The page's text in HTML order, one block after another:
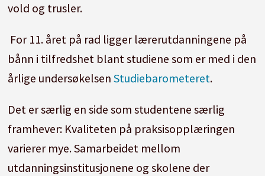
vold og trusler.
For 11. året på rad ligger lærerutdanningene på
bånn i tilfredshet blant studiene som er med i den
årlige undersøkelsen Studiebarometeret.
Det er særlig en side som studentene særlig
framhever: Kvaliteten på praksisopplæringen
varierer mye. Samarbeidet mellom
utdanningsinstitusjonene og skolene der